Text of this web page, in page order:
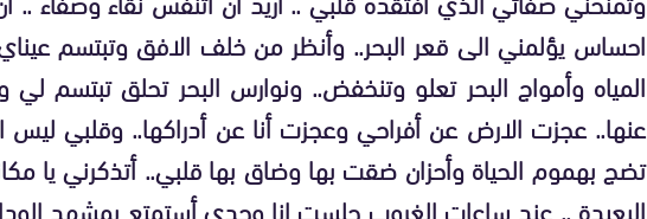
احساس يؤلمني الى قعر البحر.. وأنظر من خلف الافق وتبتسم
المياه وأمواج البحر تعلو وتنخفض.. ونوارس البحر تحلق تبتسم
عنها.. عجزت الارض عن أفراحي وعجزت أنا عن أدراكها.. وقلبي
تضج بهموم الحياة وأحزان ضقت بها وضاق بها قلبي.. أتذكرني يا
البعيدة .. عند ساعات الغروب جلست انا وحدي أستمتع بمشهد